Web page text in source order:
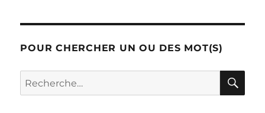
POUR CHERCHER UN OU DES MOT(S)
Recherche
pour :